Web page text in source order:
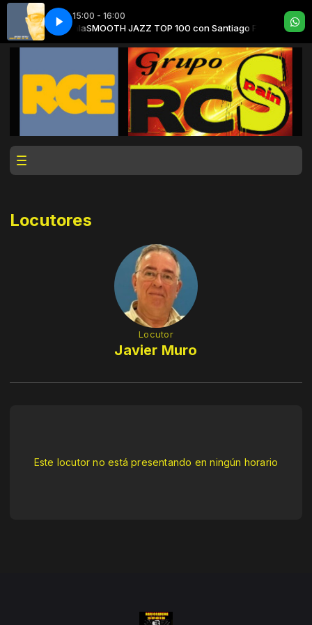
15:00 - 16:00
Santiago FontenlaSMOOTH JAZZ TOP 100 con Santiago Fontenla
Locutores
Locutor
Javier Muro
Este locutor no está presentando en ningún horario